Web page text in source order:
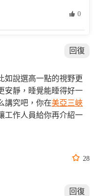
 0
回復
如說選高一點的視野更
安靜，睡覺能睡得好一
講究吧，你在美亞三峽
工作人員給你再介紹一
 28
回復